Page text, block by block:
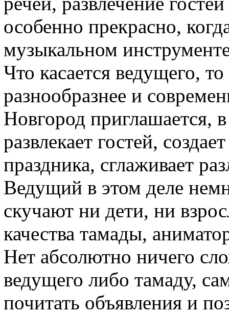
особенно прекрасно,
музыкальном
Что касается ведущего,
разнообразнее и
Новгород приглашается,
развлекает гостей,
праздника, сглаживает
Ведущий в этом деле
скучают ни дети, ни
качества тамады,
Нет абсолютно ничего
ведущего либо тамаду,
почитать объявления и